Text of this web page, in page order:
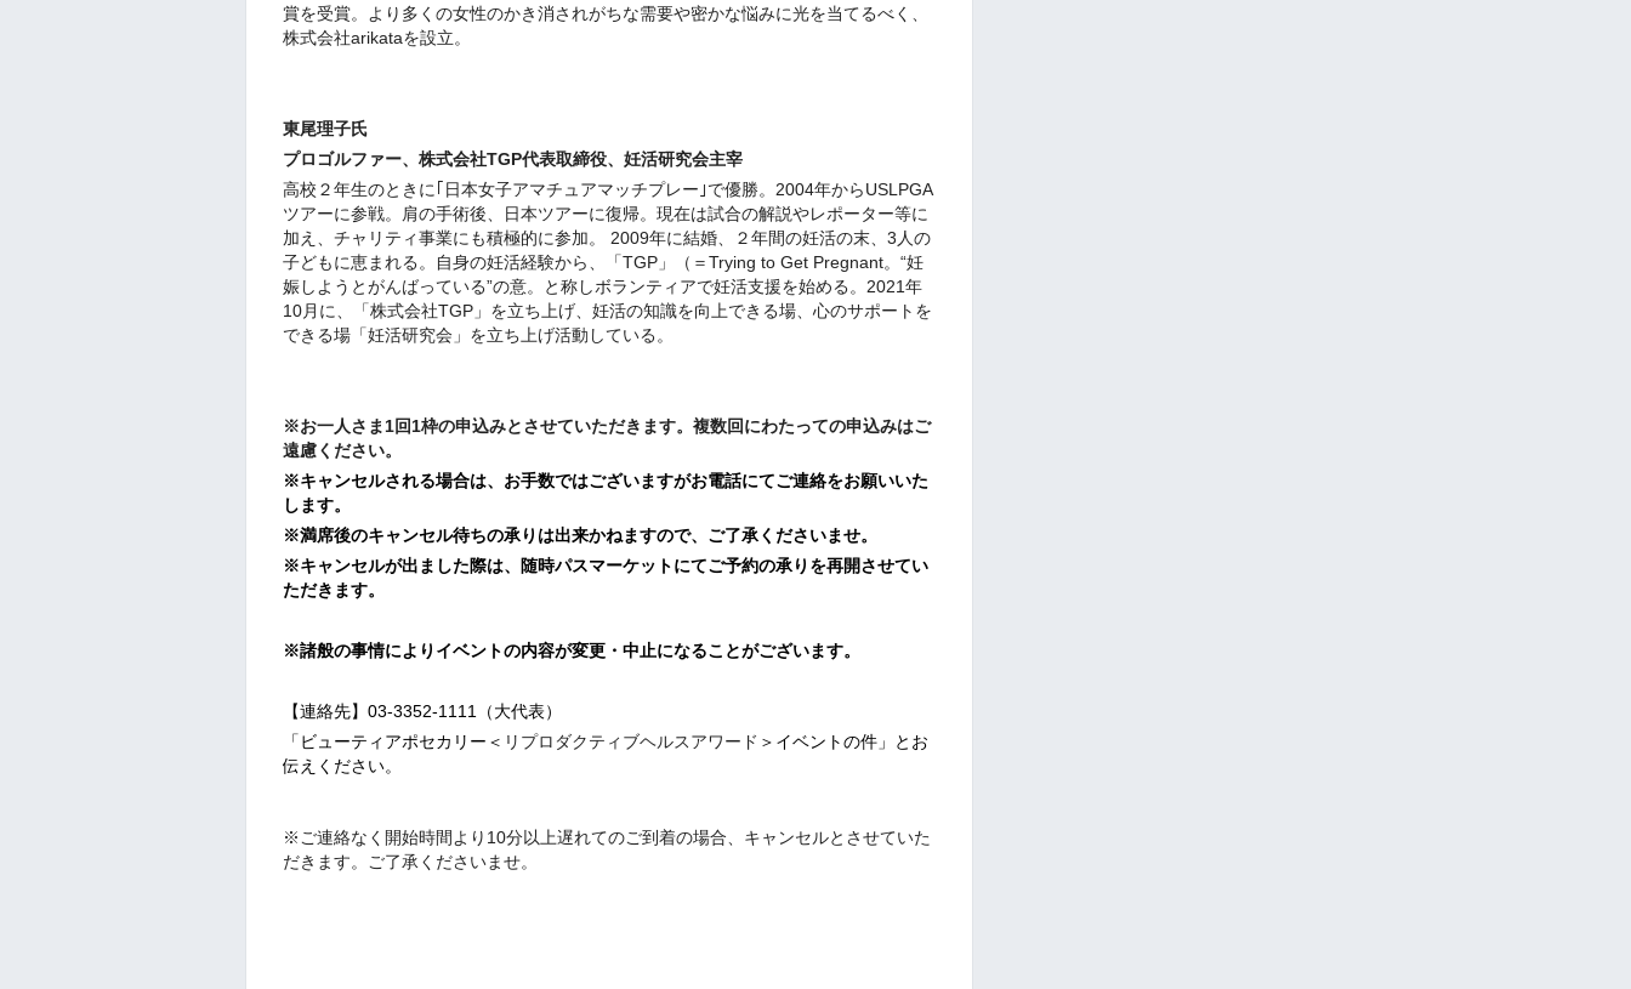
賞を受賞。より多くの女性のかき消されがちな需要や密かな悩みに光を当てるべく、
株式会社arikataを設立。
東尾理子氏
プロゴルファー、株式会社TGP代表取締役、妊活研究会主宰
高校２年生のときに｢日本女子アマチュアマッチプレー｣で優勝。2004年からUSLPGA
ツアーに参戦。肩の手術後、日本ツアーに復帰。現在は試合の解説やレポーター等に
加え、チャリティ事業にも積極的に参加。 2009年に結婚、２年間の妊活の末、3人の
子どもに恵まれる。自身の妊活経験から、「TGP」（＝Trying to Get Pregnant。“妊
娠しようとがんばっている”の意。と称しボランティアで妊活支援を始める。2021年
10月に、「株式会社TGP」を立ち上げ、妊活の知識を向上できる場、心のサポートを
できる場「妊活研究会」を立ち上げ活動している。
※お一人さま1回1枠の申込みとさせていただきます。複数回にわたっての申込みはご
遠慮ください。
※キャンセルされる場合は、お手数ではございますがお電話にてご連絡をお願いいた
します。
※満席後のキャンセル待ちの承りは出来かねますので、ご了承くださいませ。
※キャンセルが出ました際は、随時パスマーケットにてご予約の承りを再開させてい
ただきます。
※諸般の事情によりイベントの内容が変更・中止になることがございます。
【連絡先】03-3352-1111（大代表）
「ビューティアポセカリー＜ リプロダクティブヘルスアワード ＞イベントの件」とお
伝えください。
※ご連絡なく開始時間より10分以上遅れてのご到着の場合、キャンセルとさせていた
だきます。ご了承くださいませ。